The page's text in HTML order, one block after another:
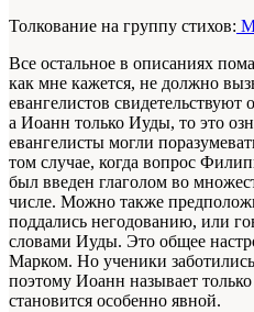
Толкование на группу стихов:
Все остальное в описаниях
как мне кажется, не должно
евангелистов свидетельствуют
а Иоанн только Иуды, то это
евангелисты могли
том случае, когда вопрос
был введен глаголом во
числе. Можно также
поддались негодованию, или
словами Иуды. Это общее
Марком. Но ученики
поэтому Иоанн называет только
становится особенно явной.